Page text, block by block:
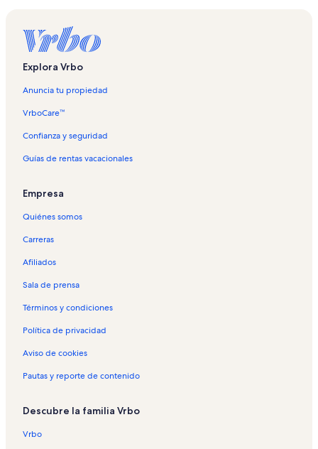
Explora Vrbo
Anuncia tu propiedad
VrboCare™
Confianza y seguridad
Guías de rentas vacacionales
Empresa
Quiénes somos
Carreras
Afiliados
Sala de prensa
Términos y condiciones
Política de privacidad
Aviso de cookies
Pautas y reporte de contenido
Descubre la familia Vrbo
Vrbo